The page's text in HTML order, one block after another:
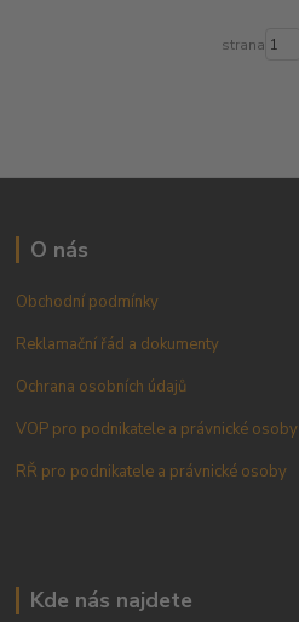
strana
O nás
Obchodní podmínky
Reklamační řád a dokumenty
Ochrana osobních údajů
VOP pro podnikatele a právnické osoby
RŘ pro podnikatele a právnické osoby
Kde nás najdete